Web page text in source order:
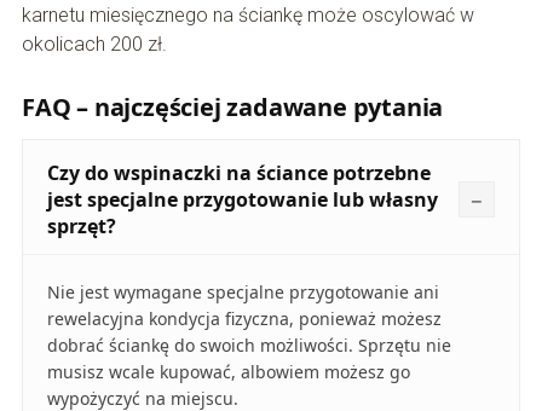
karnetu miesięcznego na ściankę może oscylować w
okolicach 200 zł.
FAQ – najczęściej zadawane pytania
Czy do wspinaczki na ściance potrzebne
jest specjalne przygotowanie lub własny
sprzęt?
Nie jest wymagane specjalne przygotowanie ani
rewelacyjna kondycja fizyczna, ponieważ możesz
dobrać ściankę do swoich możliwości. Sprzętu nie
musisz wcale kupować, albowiem możesz go
wypożyczyć na miejscu.